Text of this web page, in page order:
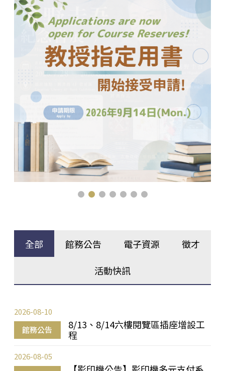
全部 館務公告 電子資源 徵才
活動快訊
館務公告
8/13、8/14六樓閱覽區插座增設工
程
2026-08-10
2026-08-05